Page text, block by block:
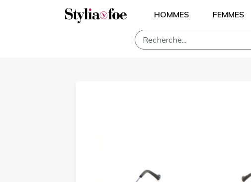
HOMMES FEMMES